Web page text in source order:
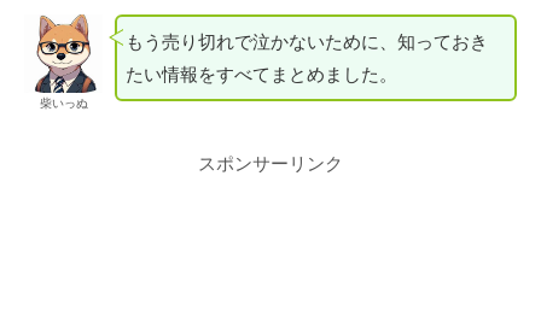
柴いっぬ
もう売り切れで泣かないために、知っておき
たい情報をすべてまとめました。
スポンサーリンク